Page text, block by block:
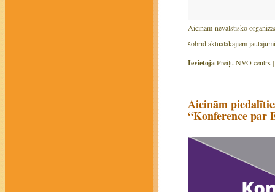
Aicinām nevalstisko
šobrīd aktuālākajiem
IevietojaPreiļu NVO centrs |
Aicinām
“Konference par